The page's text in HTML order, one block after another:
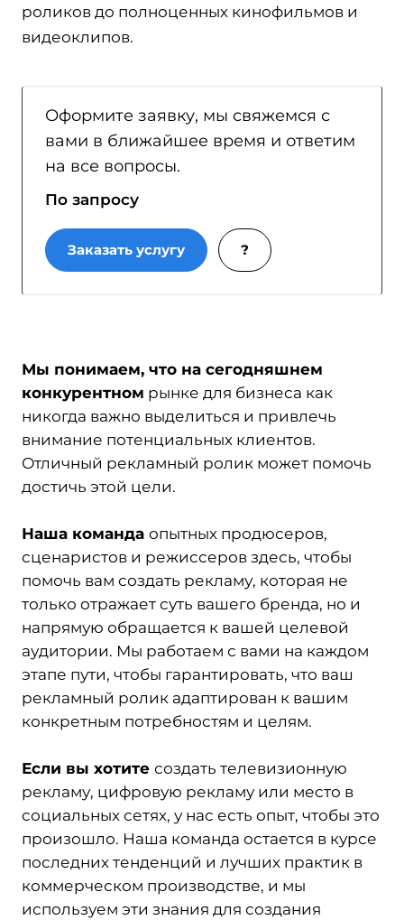
роликов до полноценных кинофильмов и
видеоклипов.
Оформите заявку, мы свяжемся с
вами в ближайшее время и ответим
на все вопросы.
По запросу
Заказать услугу ?
Мы понимаем, что на сегодняшнем
конкурентном рынке для бизнеса как
никогда важно выделиться и привлечь
внимание потенциальных клиентов.
Отличный рекламный ролик может помочь
достичь этой цели.
Наша команда опытных продюсеров,
сценаристов и режиссеров здесь, чтобы
помочь вам создать рекламу, которая не
только отражает суть вашего бренда, но и
напрямую обращается к вашей целевой
аудитории. Мы работаем с вами на каждом
этапе пути, чтобы гарантировать, что ваш
рекламный ролик адаптирован к вашим
конкретным потребностям и целям.
Если вы хотите создать телевизионную
рекламу, цифровую рекламу или место в
социальных сетях, у нас есть опыт, чтобы это
произошло. Наша команда остается в курсе
последних тенденций и лучших практик в
коммерческом производстве, и мы
используем эти знания для создания